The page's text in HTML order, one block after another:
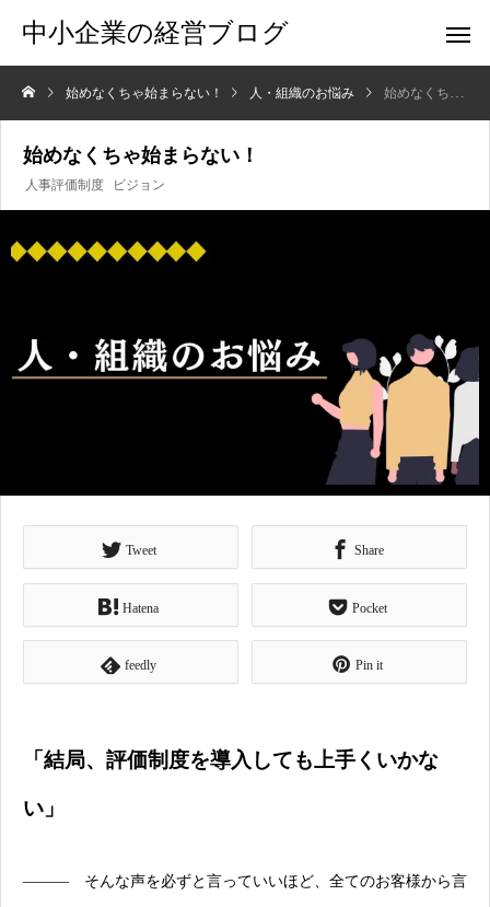
中小企業の経営ブログ
始めなくちゃ始まらない！ 人・組織のお悩み 始めなくちゃ始まらない！
始めなくちゃ始まらない！
人事評価制度 ビジョン
Tweet Share
Hatena Pocket
feedly Pin it
「結局、評価制度を導入しても上手くいかな
い」
――― そんな声を必ずと言っていいほど、全てのお客様から言